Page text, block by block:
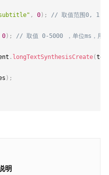
, 0) ;
// 取值范围0, 1, 2，
0) ; // 取值 0-5000 ，单位ms，用于
. longTextSynthesisCreate(
) ;
明